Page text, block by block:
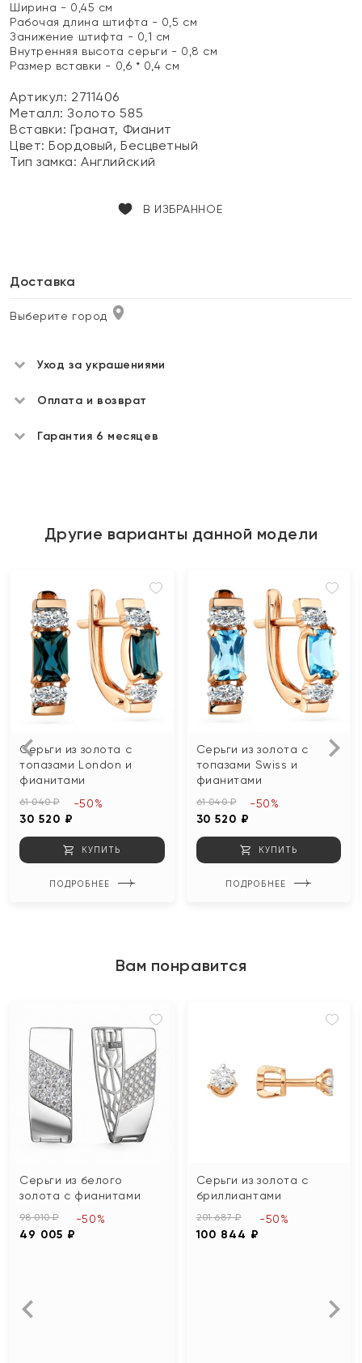
Ширина - 0,45 см
Рабочая длина штифта - 0,5 см
Занижение штифта - 0,1 см
Внутренняя высота серьги - 0,8 см
Размер вставки - 0,6 * 0,4 см
Артикул: 2711406
Металл:Золото 585
Вставки:Гранат, Фианит
Цвет:Бордовый, Бесцветный
Тип замка:Английский
В ИЗБРАННОЕ
Доставка
Выберите город
Уход за украшениями
Оплата и возврат
Гарантия 6 месяцев
Другие варианты данной модели
Серьги из золота с
топазами London и
фианитами
61 040 ₽
30 520 ₽
-50%
КУПИТЬ
ПОДРОБНЕЕ
Серьги из золота с
топазами Swiss и
фианитами
61 040 ₽
30 520 ₽
-50%
КУПИТЬ
ПОДРОБНЕЕ
Вам понравится
Серьги из белого
золота с фианитами
98 010 ₽
49 005 ₽
-50%
Серьги из золота с
бриллиантами
201 687 ₽
100 844 ₽
-50%